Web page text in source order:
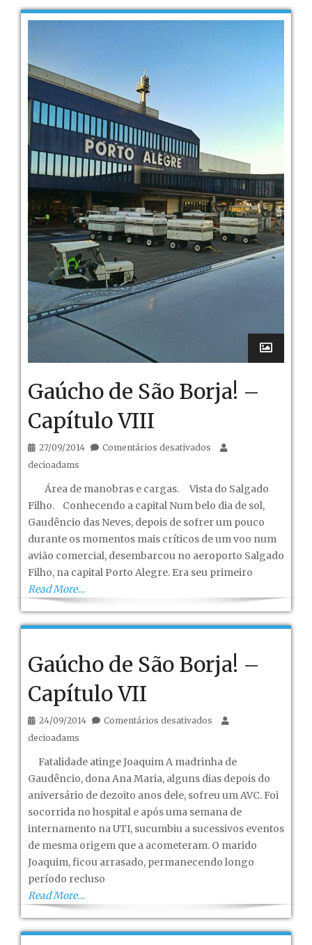
Gaúcho de São Borja! –
Capítulo VIII
27/09/2014 Comentários desativados em
VIII
decioadams
Área de manobras e cargas. Vista do Salgado
Filho. Conhecendo a capital Num belo dia de sol,
Gaudêncio das Neves, depois de sofrer um pouco
durante os momentos mais críticos de um voo num
avião comercial, desembarcou no aeroporto Salgado
Filho, na capital Porto Alegre. Era seu primeiro
Read More…
Gaúcho de São Borja! –
Capítulo VII
24/09/2014 Comentários desativados em
Borja!
decioadams
Fatalidade atinge Joaquim A madrinha de
Gaudêncio, dona Ana Maria, alguns dias depois do
aniversário de dezoito anos dele, sofreu um AVC. Foi
socorrida no hospital e após uma semana de
internamento na UTI, sucumbiu a sucessivos eventos
de mesma origem que a acometeram. O marido
Joaquim, ficou arrasado, permanecendo longo
período recluso
Read More…